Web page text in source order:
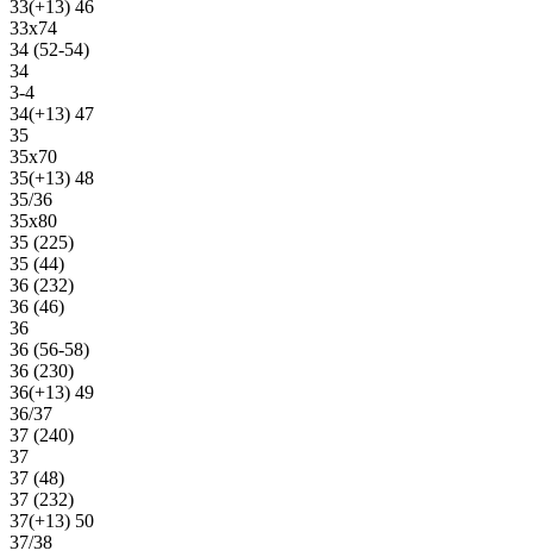
33(+13) 46
33х74
34 (52-54)
34
3-4
34(+13) 47
35
35х70
35(+13) 48
35/36
35х80
35 (225)
35 (44)
36 (232)
36 (46)
36
36 (56-58)
36 (230)
36(+13) 49
36/37
37 (240)
37
37 (48)
37 (232)
37(+13) 50
37/38